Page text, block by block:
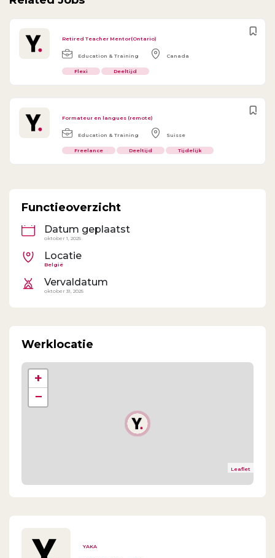
Retired Teacher Mentor(Ontario)
Education & Training Canada
Flexi Deeltijd
Formateur en langues (remote)
Education & Training Suisse
Freelance Deeltijd Tijdelijk
Functieoverzicht
Datum geplaatst
oktober 1, 2025
Locatie
België
Vervaldatum
oktober 31, 2025
Werklocatie
+
−
Leaflet
YAKA